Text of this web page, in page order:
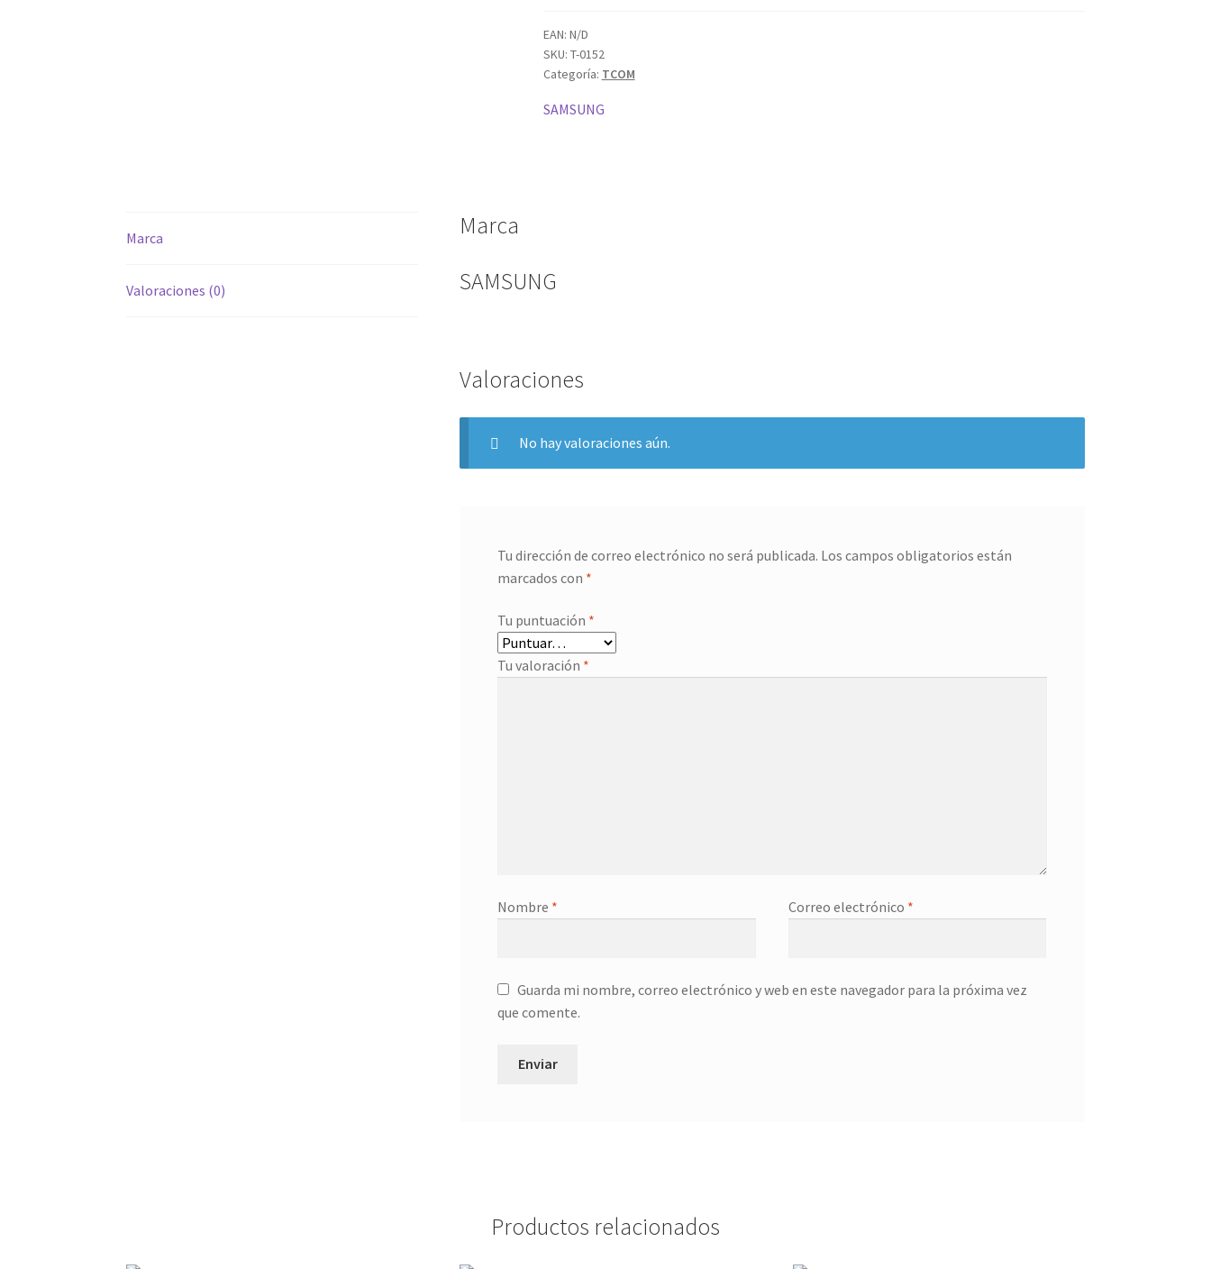
EAN: N/D
SKU: T-0152
Categoría: TCOM
SAMSUNG
Marca
Valoraciones (0)
Marca
SAMSUNG
Valoraciones
No hay valoraciones aún.
Tu dirección de correo electrónico no será publicada. Los campos obligatorios están
marcados con *
Tu puntuación *
Tu valoración *
Nombre * Correo electrónico *
Guarda mi nombre, correo electrónico y web en este navegador para la próxima vez
que comente.
Productos relacionados